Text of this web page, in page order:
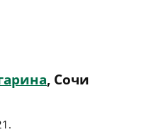
, Сочи
.